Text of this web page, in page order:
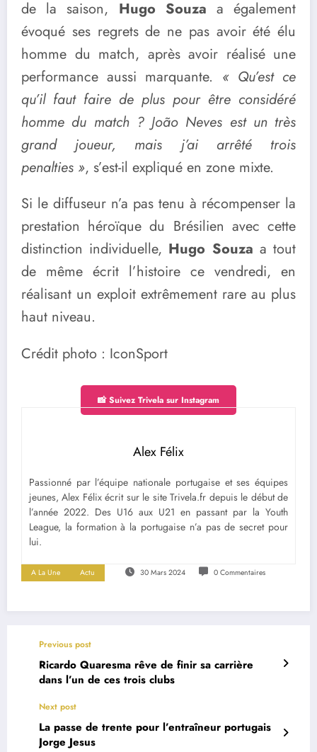
de la saison, Hugo Souza a également
évoqué ses regrets de ne pas avoir été élu
homme du match, après avoir réalisé une
performance aussi marquante. « Qu’est ce
qu’il faut faire de plus pour être considéré
homme du match ? João Neves est un très
grand joueur, mais j’ai arrêté trois
penalties », s’est-il expliqué en zone mixte.
Si le diffuseur n’a pas tenu à récompenser la
prestation héroïque du Brésilien avec cette
distinction individuelle, Hugo Souza a tout
de même écrit l’histoire ce vendredi, en
réalisant un exploit extrêmement rare au plus
haut niveau.
Crédit photo : IconSport
📸 Suivez Trivela sur Instagram
Alex Félix
Passionné par l’équipe nationale portugaise et ses équipes
jeunes, Alex Félix écrit sur le site Trivela.fr depuis le début de
l’année 2022. Des U16 aux U21 en passant par la Youth
League, la formation à la portugaise n’a pas de secret pour
lui.
A La Une Actu 30 Mars 2024 0 Commentaires
Previous post
Ricardo Quaresma rêve de finir sa carrière
dans l’un de ces trois clubs
Next post
La passe de trente pour l’entraîneur portugais
Jorge Jesus